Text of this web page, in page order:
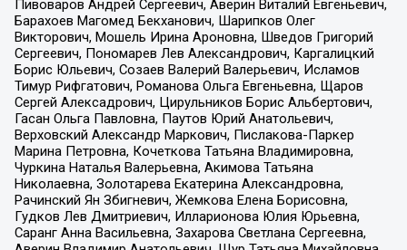
Пивоваров Андрей Сергеевич, Аверин Виталий Евгеньевич,
Барахоев Магомед Бекханович, Шарипков Олег
Викторович, Мошель Ирина Ароновна, Шведов Григорий
Сергеевич, Пономарев Лев Александрович, Каргалицкий
Борис Юльевич, Созаев Валерий Валерьевич, Исламов
Тимур Рифгатович, Романова Ольга Евгеньевна, Щаров
Сергей Алексадрович, Цирульников Борис Альбертович,
Гасан Ольга Павловна, Паутов Юрий Анатольевич,
Верховский Александр Маркович, Пислакова-Паркер
Марина Петровна, Кочеткова Татьяна Владимировна,
Чуркина Наталья Валерьевна, Акимова Татьяна
Николаевна, Золотарева Екатерина Александровна,
Рачинский Ян Збигневич, Жемкова Елена Борисовна,
Гудков Лев Дмитриевич, Илларионова Юлия Юрьевна,
Саранг Анна Васильевна, Захарова Светлана Сергеевна,